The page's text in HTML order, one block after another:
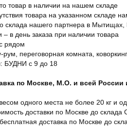
товар в наличии на нашем складе
товара на указанном складе
склада нашего партнера в
– в день заказа при наличии товара
рядом
переговорная комната,
БУДНИ с 9 до 18
по Москве, М.О. и всей России
одного места не более 20 кг и
доставки по Москве до склада
доставка по Москве до